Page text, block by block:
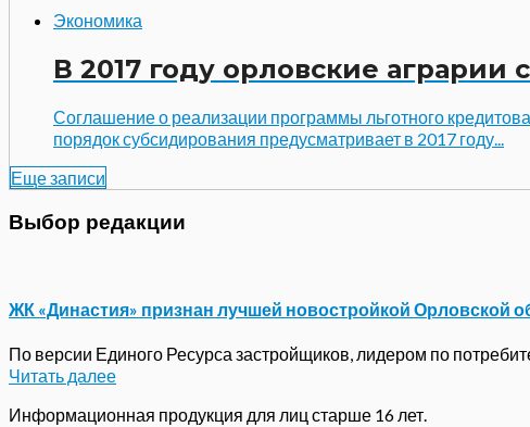
Экономика
В 2017 году орловские
Соглашение о реализации программы льготного
порядок субсидирования предусматривает в 2017 году...
Еще записи
Выбор редакции
ЖК «Династия» признан лучшей новостройкой Орловской
По версии Единого Ресурса застройщиков, лидером по
Читать далее
Информационная продукция для лиц старше 16 лет.